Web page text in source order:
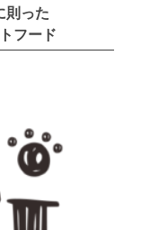
則った
フード